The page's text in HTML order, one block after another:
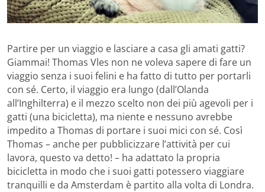
Partire per un viaggio e lasciare a casa gli amati gatti?
Giammai! Thomas Vles non ne voleva sapere di fare un
viaggio senza i suoi felini e ha fatto di tutto per portarli
con sé. Certo, il viaggio era lungo (dall’Olanda
all’Inghilterra) e il mezzo scelto non dei più agevoli per i
gatti (una bicicletta), ma niente e nessuno avrebbe
impedito a Thomas di portare i suoi mici con sé. Così
Thomas – anche per pubblicizzare l’attività per cui
lavora, questo va detto! – ha adattato la propria
bicicletta in modo che i suoi gatti potessero viaggiare
tranquilli e da Amsterdam è partito alla volta di Londra.